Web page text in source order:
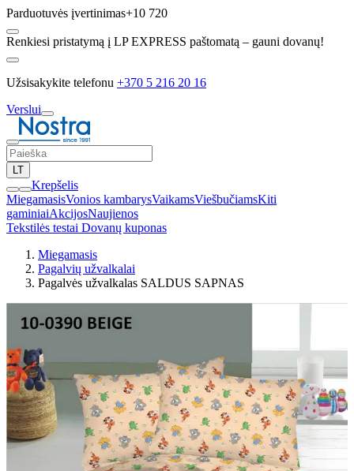
Parduotuvės įvertinimas+10 720
Renkiesi pristatymą į LP EXPRESS paštomatą – gauni dovanų!
Užsisakykite telefonu +370 5 216 20 16
Verslui
LT
Krepšelis
MiegamasisVonios kambarysVaikamsViešbučiamsKiti
gaminiaiAkcijosNaujienos
Tekstilės testai Dovanų kuponas
Miegamasis
Pagalvių užvalkalai
Pagalvės užvalkalas SALDUS SAPNAS